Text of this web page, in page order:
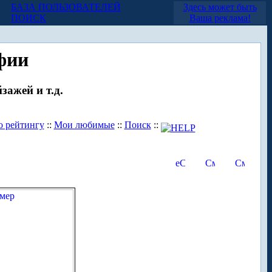
БАЗА ПОЛЬЗОВАТЕЛЕЙ
ПОИСК
Здесь может быть
Ваша реклама!
и т.д.
рейтингу:: Мои любимые:: Поиск::